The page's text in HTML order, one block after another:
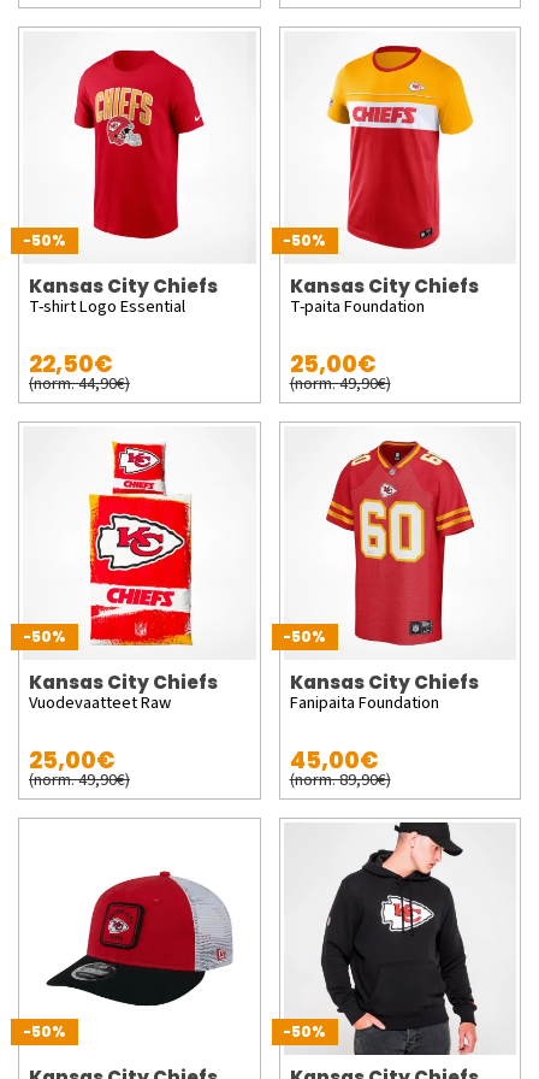
-50%
Kansas City Chiefs
T-shirt Logo Essential
22,50€
(norm. 44,90€)
-50%
Kansas City Chiefs
T-paita Foundation
25,00€
(norm. 49,90€)
-50%
Kansas City Chiefs
Vuodevaatteet Raw
25,00€
(norm. 49,90€)
-50%
Kansas City Chiefs
Fanipaita Foundation
45,00€
(norm. 89,90€)
-50% -50%